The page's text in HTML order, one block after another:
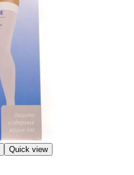
Quick view